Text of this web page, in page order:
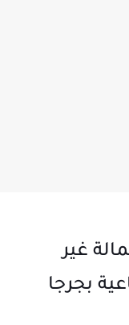
من العمالة غير
بجرجا